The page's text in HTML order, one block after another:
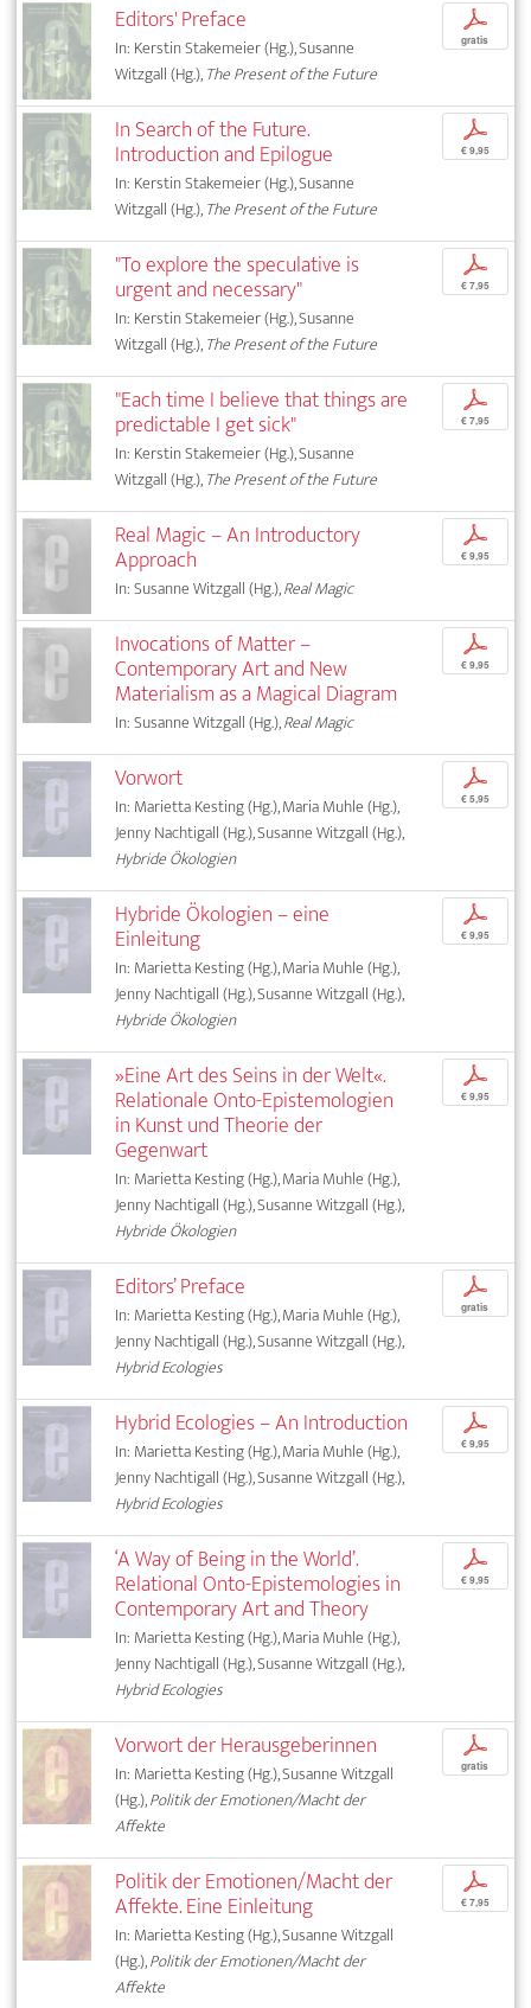
Editors' Preface
In: Kerstin Stakemeier (Hg.), Susanne
Witzgall (Hg.),The Present of the Future
p
gratis
In Search of the Future.
Introduction and Epilogue
In: Kerstin Stakemeier (Hg.), Susanne
Witzgall (Hg.),The Present of the Future
p
€ 9,95
"To explore the speculative is
urgent and necessary"
In: Kerstin Stakemeier (Hg.), Susanne
Witzgall (Hg.),The Present of the Future
p
€ 7,95
"Each time I believe that things are
predictable I get sick"
In: Kerstin Stakemeier (Hg.), Susanne
Witzgall (Hg.),The Present of the Future
p
€ 7,95
Real Magic – An Introductory
Approach
In: Susanne Witzgall (Hg.),Real Magic
p
€ 9,95
Invocations of Matter –
Contemporary Art and New
Materialism as a Magical Diagram
In: Susanne Witzgall (Hg.),Real Magic
p
€ 9,95
Vorwort
In: Marietta Kesting (Hg.), Maria Muhle (Hg.),
Jenny Nachtigall (Hg.), Susanne Witzgall (Hg.),
Hybride Ökologien
p
€ 5,95
Hybride Ökologien – eine
Einleitung
In: Marietta Kesting (Hg.), Maria Muhle (Hg.),
Jenny Nachtigall (Hg.), Susanne Witzgall (Hg.),
Hybride Ökologien
p
€ 9,95
»Eine Art des Seins in der Welt«.
Relationale Onto-Epistemologien
in Kunst und Theorie der
Gegenwart
In: Marietta Kesting (Hg.), Maria Muhle (Hg.),
Jenny Nachtigall (Hg.), Susanne Witzgall (Hg.),
Hybride Ökologien
p
€ 9,95
Editors’ Preface
In: Marietta Kesting (Hg.), Maria Muhle (Hg.),
Jenny Nachtigall (Hg.), Susanne Witzgall (Hg.),
Hybrid Ecologies
p
gratis
Hybrid Ecologies – An Introduction
In: Marietta Kesting (Hg.), Maria Muhle (Hg.),
Jenny Nachtigall (Hg.), Susanne Witzgall (Hg.),
Hybrid Ecologies
p
€ 9,95
‘A Way of Being in the World’.
Relational Onto-Epistemologies in
Contemporary Art and Theory
In: Marietta Kesting (Hg.), Maria Muhle (Hg.),
Jenny Nachtigall (Hg.), Susanne Witzgall (Hg.),
Hybrid Ecologies
p
€ 9,95
Vorwort der Herausgeberinnen
In: Marietta Kesting (Hg.), Susanne Witzgall
(Hg.),Politik der Emotionen/Macht der
Affekte
p
gratis
Politik der Emotionen/Macht der
Affekte. Eine Einleitung
In: Marietta Kesting (Hg.), Susanne Witzgall
(Hg.),Politik der Emotionen/Macht der
Affekte
p
€ 7,95